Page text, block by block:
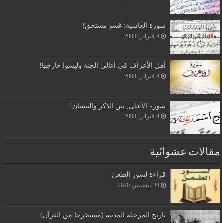
سورة الغاشية: غشو مستحق!
4 فبراير، 2008
أهل الأعراف في أعالي الجنة وليسوا خارجها!
4 فبراير، 2008
سورة الأعلى, بين الذكر والنسيان!
4 فبراير، 2008
مقالات عشوائية
قراءة لسور الطعن
24 ديسمبر، 2020
تاريخ المرحلة المدنية (مستخرجا من القرآن)